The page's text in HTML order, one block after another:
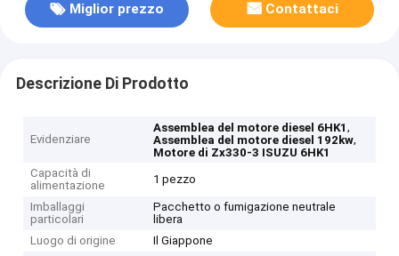
Miglior prezzo Contattaci
Descrizione Di Prodotto
Evidenziare
Assemblea del motore diesel 6HK1,
Assemblea del motore diesel 192kw,
Motore di Zx330-3 ISUZU 6HK1
Capacità di
alimentazione
1 pezzo
Imballaggi
particolari
Pacchetto o fumigazione neutrale
libera
Luogo di origine
Il Giappone